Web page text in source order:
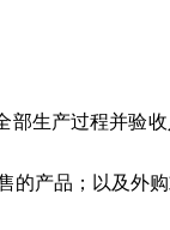
生产过程并验收
的产品；以及外